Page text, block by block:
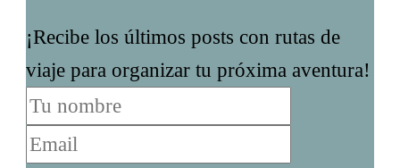
¡Recibe los últimos posts con rutas de
viaje para organizar tu próxima aventura!